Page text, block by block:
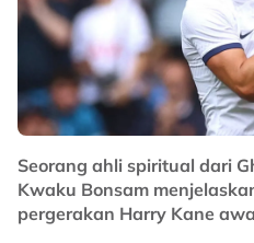
Seorang ahli spiritual dari
Kwaku Bonsam
pergerakan Harry Kane